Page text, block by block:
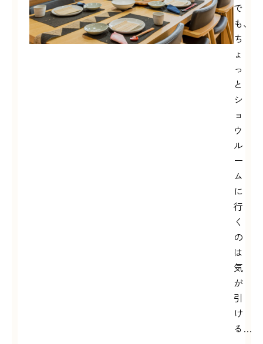
で
も、
ち
ょ
っ
と
シ
ョ
ウ
ル
ー
ム
に
行
く
の
は
気
が
引
け
る…